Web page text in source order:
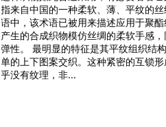
生、可回收或可生物降解的材料取
它显着减少了整个生产链的水消耗
了与传统织物相当的实用性能。 采
而是整个纺织服装行业实现长期生
的环保材料不同，现代可持续...
阅读更多